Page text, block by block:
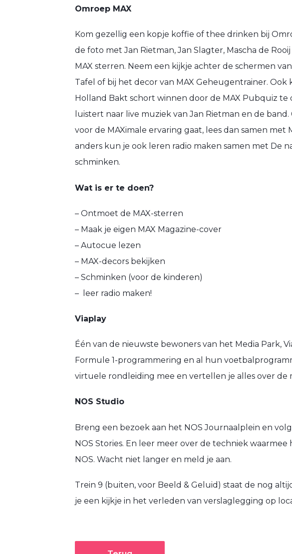
Omroep MAX
Kom gezellig een kopje koffie of thee drinken bij
de foto met Jan Rietman, Jan Slagter, Mascha de
MAX sterren. Neem een kijkje achter de schermen
Tafel of bij het decor van MAX Geheugentrainer. Ook
Holland Bakt schort winnen door de MAX Pubquiz te
luistert naar live muziek van Jan Rietman en de
voor de MAXimale ervaring gaat, lees dan samen
anders kun je ook leren radio maken samen met De
schminken.
Wat is er te doen?
– Ontmoet de MAX-sterren
– Maak je eigen MAX Magazine-cover
– Autocue lezen
– MAX-decors bekijken
– Schminken (voor de kinderen)
– leer radio maken!
Viaplay
Één van de nieuwste bewoners van het Media Park,
Formule 1-programmering en al hun
virtuele rondleiding mee en vertellen je alles over
NOS Studio
Breng een bezoek aan het NOS Journaalplein en
NOS Stories. En leer meer over de techniek
NOS. Wacht niet langer en meld je aan.
Trein 9 (buiten, voor Beeld & Geluid) staat de nog
je een kijkje in het verleden van verslaglegging op